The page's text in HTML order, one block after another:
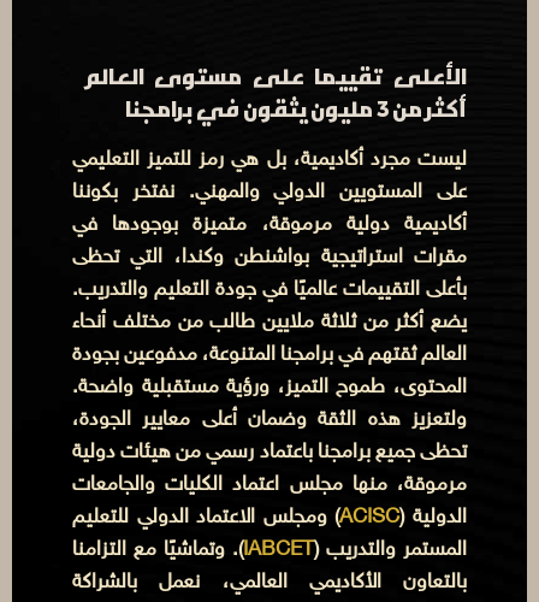
الأعلى تقييما على مستوى العالم
أكثر من 3 مليون يثقون في برامجنا
ليست مجرد أكاديمية، بل هي رمز للتميز التعليمي
على المستويين الدولي والمهني. نفتخر بكوننا
أكاديمية دولية مرموقة، متميزة بوجودها في
مقرات استراتيجية بواشنطن وكندا، التي تحظى
بأعلى التقييمات عالميًا في جودة التعليم والتدريب.
يضع أكثر من ثلاثة ملايين طالب من مختلف أنحاء
العالم ثقتهم في برامجنا المتنوعة، مدفوعين بجودة
المحتوى، طموح التميز، ورؤية مستقبلية واضحة.
ولتعزيز هذه الثقة وضمان أعلى معايير الجودة،
تحظى جميع برامجنا باعتماد رسمي من هيئات دولية
مرموقة، منها مجلس اعتماد الكليات والجامعات
الدولية (ACISC) ومجلس الاعتماد الدولي للتعليم
المستمر والتدريب (IABCET). وتماشيًا مع التزامنا
بالتعاون الأكاديمي العالمي، نعمل بالشراكة